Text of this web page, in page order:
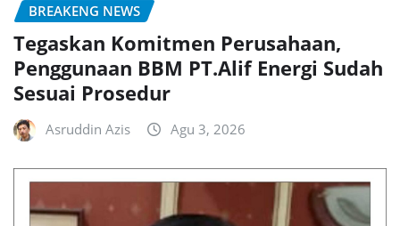
BREAKENG NEWS
Tegaskan Komitmen Perusahaan,
Penggunaan BBM PT.Alif Energi Sudah
Sesuai Prosedur
Asruddin Azis Agu 3, 2026